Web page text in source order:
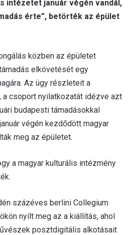
intézetet január végén vandál,
érte”, betörték az épület
közben az épületet
elkövetését egy
Az ügy részleteit a
a csoport nyilatkozatát idézve azt
budapesti támadásokkal
végén kezdődött magyar
meg az épületet.
a magyar kulturális intézmény
százéves berlini Collegium
nyílt meg az a kiállítás, ahol
posztdigitális alkotásait